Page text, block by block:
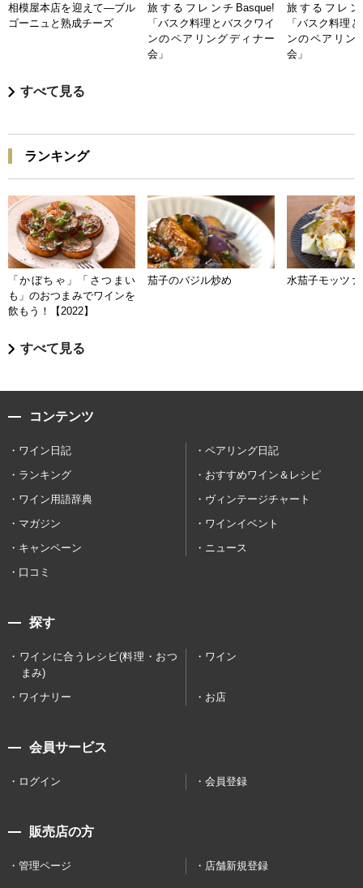
相模屋本店を迎えて―ブル
ゴーニュと熟成チーズ
旅するフレンチBasque!
「バスク料理とバスクワイ
ンのペアリングディナー
会」
旅するフレン
「バスク料理
ンのペアリン
会」
すべて見る
ランキング
「かぼちゃ」「さつまい
も」のおつまみでワインを
飲もう！【2022】
茄子のバジル炒め 水茄子モッツァ
すべて見る
コンテンツ
ワイン日記
ペアリング日記
ランキング
おすすめワイン＆レシピ
ワイン用語辞典
ヴィンテージチャート
マガジン
ワインイベント
キャンペーン
ニュース
口コミ
探す
ワインに合うレシピ(料理・おつ
まみ)
ワイン
ワイナリー お店
会員サービス
ログイン 会員登録
販売店の方
管理ページ 店舗新規登録